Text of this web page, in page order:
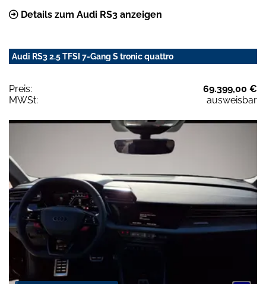
Details zum Audi RS3 anzeigen
Audi RS3 2.5 TFSI 7-Gang S tronic quattro
Preis:
69.399,00 €
MWSt:
ausweisbar